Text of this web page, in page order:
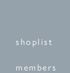
shoplist
members